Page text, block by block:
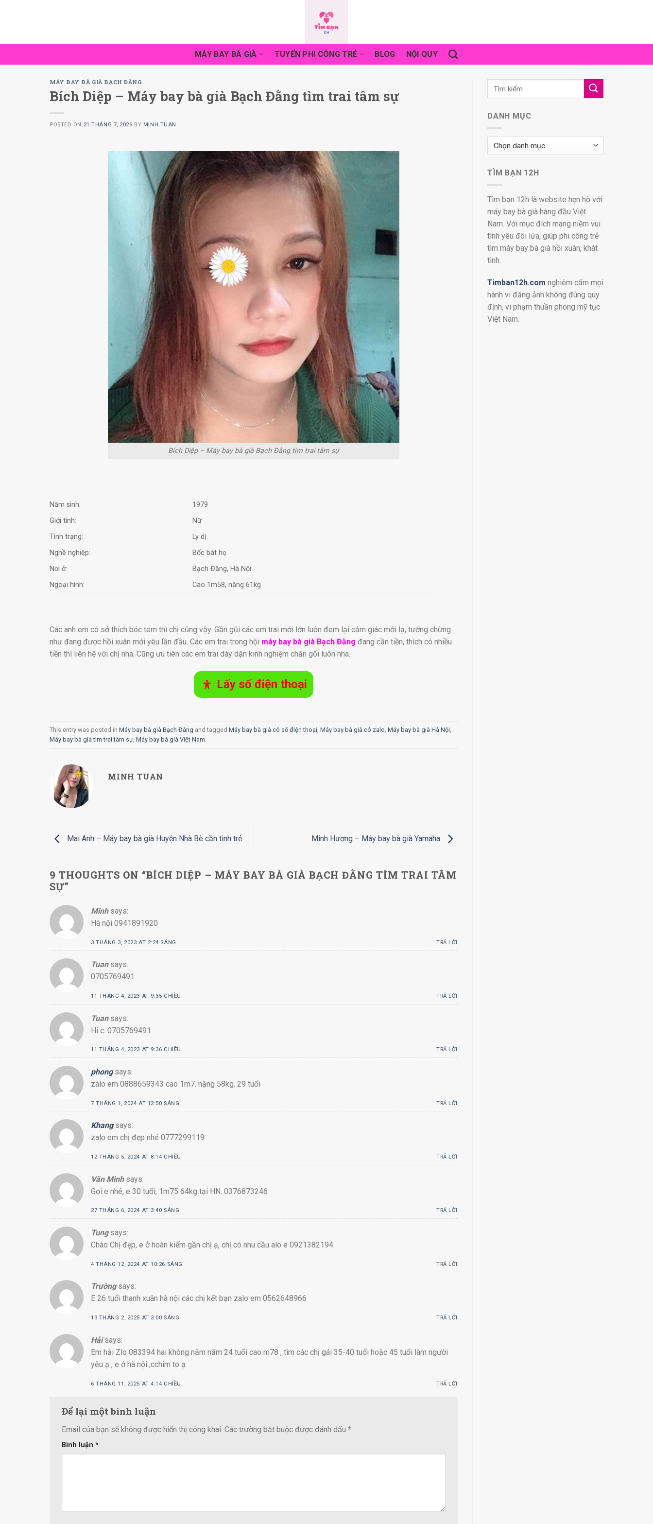
MÁY BAY BÀ GIÀ TUYỂN PHI CÔNG TRẺ BLOG NỘI QUY
MÁY BAY BÀ GIÀ BẠCH ĐẰNG
Bích Diệp – Máy bay bà già Bạch Đằng tìm trai tâm sự
POSTED ON 21 THÁNG 7, 2026 BY MINH TUAN
Bích Diệp – Máy bay bà già Bạch Đằng tìm trai tâm sự
Năm sinh:
1979
Giới tính:
Nữ
Tình trạng:
Ly dị
Nghề nghiệp:
Bốc bát họ
Nơi ở:
Bạch Đằng, Hà Nội
Ngoại hình:
Cao 1m58, nặng 61kg
Các anh em có sở thích bóc tem thì chị cũng vậy. Gần gũi các em trai mới lớn luôn đem lại cảm giác mới lạ, tưởng chừng
như đang được hồi xuân mới yêu lần đầu. Các em trai trong hội máy bay bà già Bạch Đằng đang cần tiền, thích có nhiều
tiền thì liên hệ với chị nha. Cũng ưu tiên các em trai dày dặn kinh nghiệm chăn gối luôn nha.
Lấy số điện thoại
This entry was posted in Máy bay bà già Bạch Đằng and tagged Máy bay bà già có số điện thoại Máy bay bà già có zalo Máy bay bà già Hà Nội
Máy bay bà già tìm trai tâm sự Máy bay bà già Việt Nam
MINH TUAN
Mai Anh – Máy bay bà già Huyện Nhà Bè cần tình trẻ Minh Hương – Máy bay bà già Yamaha
9 THOUGHTS ON “BÍCH DIỆP – MÁY BAY BÀ GIÀ BẠCH ĐẰNG TÌM TRAI TÂM
SỰ”
Minh says:
Hà nội 0941891920
3 THÁNG 3, 2023 AT 2:24 SÁNG TRẢ LỜI
Tuan says:
0705769491
11 THÁNG 4, 2023 AT 9:35 CHIỀU TRẢ LỜI
Tuan says:
Hi c: 0705769491
11 THÁNG 4, 2023 AT 9:36 CHIỀU TRẢ LỜI
phong says:
zalo em 0888659343 cao 1m7. nặng 58kg. 29 tuổi
7 THÁNG 1, 2024 AT 12:50 SÁNG TRẢ LỜI
Khang says:
zalo em chị đẹp nhé 0777299119
12 THÁNG 5, 2024 AT 8:14 CHIỀU TRẢ LỜI
Văn Minh says:
Gọi e nhé, e 30 tuổi, 1m75 64kg tại HN. 0376873246
27 THÁNG 6, 2024 AT 3:40 SÁNG TRẢ LỜI
Tung says:
Chào Chị đẹp, e ở hoàn kiếm gần chị ạ, chị có nhu cầu alo e 0921382194
4 THÁNG 12, 2024 AT 10:26 SÁNG TRẢ LỜI
Trường says:
E 26 tuổi thanh xuân hà nội các chị kết bạn zalo em 0562648966
13 THÁNG 2, 2025 AT 3:00 SÁNG TRẢ LỜI
Hải says:
Em hải Zlo 083394 hai không năm năm 24 tuổi cao m78 , tìm các chị gái 35-40 tuổi hoặc 45 tuổi làm người
yêu ạ , e ở hà nội ,cchim to ạ
6 THÁNG 11, 2025 AT 4:14 CHIỀU TRẢ LỜI
Để lại một bình luận
Email của bạn sẽ không được hiển thị công khai. Các trường bắt buộc được đánh dấu *
Bình luận *
DANH MỤC
Danh
mục
TÌM BẠN 12H
Tìm bạn 12h là website hẹn hò với
máy bay bà già hàng đầu Việt
Nam. Với mục đích mang niềm vui
tình yêu đôi lứa, giúp phi công trẻ
tìm máy bay bà già hồi xuân, khát
tình.
Timban12h.com nghiêm cấm mọi
hành vi đăng ảnh không đúng quy
định, vi phạm thuần phong mỹ tục
Việt Nam.